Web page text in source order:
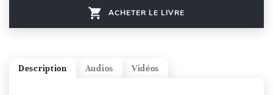
ACHETER LE LIVRE
Vidéos
Audios
Description